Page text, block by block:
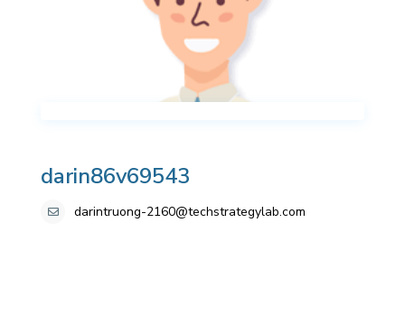
darin86v69543
darintruong-2160@techstrategylab.com